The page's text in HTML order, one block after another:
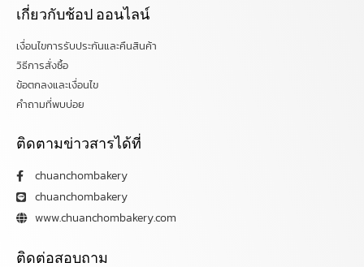
เกี่ยวกับช้อป ออนไลน์
เงื่อนไขการรับประกันและคืนสินค้า
วิธีการสั่งซื้อ
ข้อตกลงและเงื่อนไข
คำถามที่พบบ่อย
ติดตามข่าวสารได้ที่
chuanchombakery
chuanchombakery
www.chuanchombakery.com
ติดต่อสอบถาม